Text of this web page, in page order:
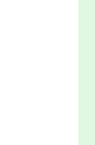
varje
finns på